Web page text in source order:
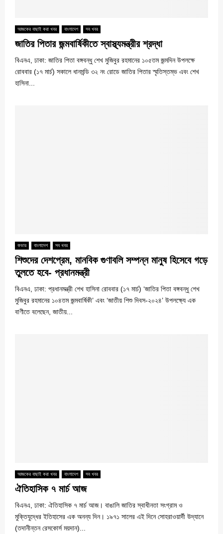
আজকের বাছাই করা খবর বাংলাদেশ সব খবর
জাতির পিতার জন্মবার্ষিকীতে স্বাস্থ্যমন্ত্রীর শ্রদ্ধা
বিএনএ, ঢাকা: জাতির পিতা বঙ্গবন্ধু শেখ মুজিবুর রহমানের ১০৫তম জন্মদিন উপলক্ষে
রোববার (১৭ মার্চ) সকালে ধানমন্ডি ৩২ নং রোডে জাতির পিতার স্মৃতিস্তম্ভ এবং শেখ
হাসিনা...
কভার বাংলাদেশ সব খবর
শিশুদের দেশপ্রেম, মানবিক গুণাবলি সম্পন্ন মানুষ হিসেবে গড়ে
তুলতে হবে- প্রধানমন্ত্রী
বিএনএ, ঢাকা: প্রধানমন্ত্রী শেখ হাসিনা রোববার (১৭ মার্চ) ‘জাতির পিতা বঙ্গবন্ধু শেখ
মুজিবুর রহমানের ১০৪তম জন্মবার্ষিকী’ এবং ‘জাতীয় শিশু দিবস-২০২৪’ উপলক্ষ্যে এক
বাণীতে বলেছেন, জাতীয়...
আজকের বাছাই করা খবর বাংলাদেশ সব খবর
ঐতিহাসিক ৭ মার্চ আজ
বিএনএ, ঢাকা: ঐতিহাসিক ৭ মার্চ আজ। বাঙালি জাতির স্বাধীনতা সংগ্রাম ও
মুক্তিযুদ্ধের ইতিহাসের এক অনন্য দিন। ১৯৭১ সালের এই দিনে সোহরাওয়ার্দী উদ্যানে
(তদানীন্তন রেসকোর্স ময়দান)...